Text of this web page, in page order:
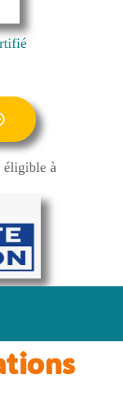
éligible à